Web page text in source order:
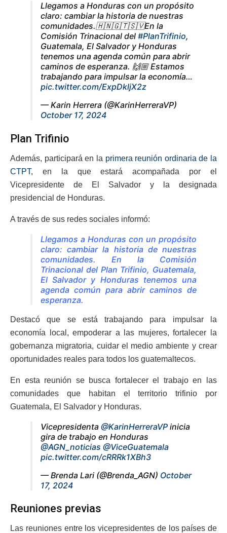
Llegamos a Honduras con un propósito
claro: cambiar la historia de nuestras
comunidades.🇭🇳🇬🇹🇸🇻En la
Comisión Trinacional del #PlanTrifinio,
Guatemala, El Salvador y Honduras
tenemos una agenda común para abrir
caminos de esperanza. 🙌🏼 Estamos
trabajando para impulsar la economía…
pic.twitter.com/ExpDkljX2z
— Karin Herrera (@KarinHerreraVP)
October 17, 2024
Plan Trifinio
Además, participará en la primera reunión ordinaria de la
CTPT, en la que estará acompañada por el
Vicepresidente de El Salvador y la designada
presidencial de Honduras.
A través de sus redes sociales informó:
Llegamos a Honduras con un propósito
claro: cambiar la historia de nuestras
comunidades. En la Comisión
Trinacional del Plan Trifinio, Guatemala,
El Salvador y Honduras tenemos una
agenda común para abrir caminos de
esperanza.
Destacó que se está trabajando para impulsar la
economía local, empoderar a las mujeres, fortalecer la
gobernanza migratoria, cuidar el medio ambiente y crear
oportunidades reales para todos los guatemaltecos.
En esta reunión se busca fortalecer el trabajo en las
comunidades que habitan el territorio trifinio por
Guatemala, El Salvador y Honduras.
Vicepresidenta @KarinHerreraVP inicia
gira de trabajo en Honduras
@AGN_noticias @ViceGuatemala
pic.twitter.com/cRRRk1XBh3
— Brenda Lari (@Brenda_AGN) October
17, 2024
Reuniones previas
Las reuniones entre los vicepresidentes de los países de